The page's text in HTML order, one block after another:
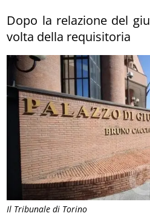
Il Tribunale di Torino
Dopo la relazione del
volta della requisitoria